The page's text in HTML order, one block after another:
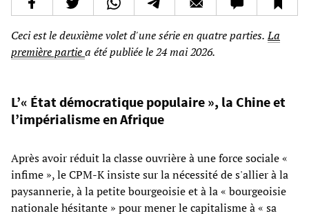
Ceci est le deuxième volet d'une série en quatre parties. La
première partiea été publiée le 24 mai 2026.
L’« État démocratique populaire », la Chine et
l’impérialisme en Afrique
Après avoir réduit la classe ouvrière à une force sociale «
infime », le CPM-K insiste sur la nécessité de s'allier à la
paysannerie, à la petite bourgeoisie et à la « bourgeoisie
nationale hésitante » pour mener le capitalisme à « sa